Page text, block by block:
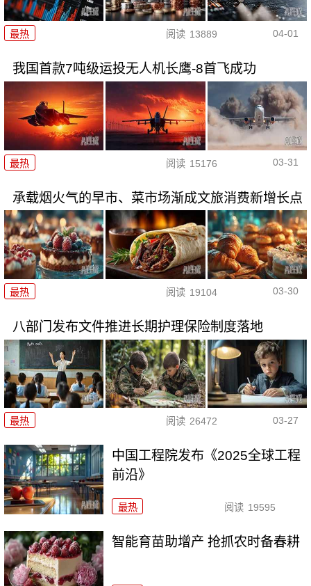
最热 阅读 13889 04-01
我国首款7吨级运投无人机长鹰-8首飞成功
最热 阅读 15176 03-31
承载烟火气的早市、菜市场渐成文旅消费新增长点
最热 阅读 19104 03-30
八部门发布文件推进长期护理保险制度落地
最热 阅读 26472 03-27
中国工程院发布《2025全球工程
前沿》
最热 阅读 19595
智能育苗助增产 抢抓农时备春耕